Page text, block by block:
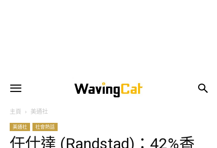
主頁 美通社
美通社 社會熱話
任仕達 (Randstad)：42%香